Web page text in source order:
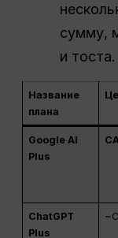
сумму,
и тоста.
Название
плана
Google AI
Plus
ChatGPT
Plus